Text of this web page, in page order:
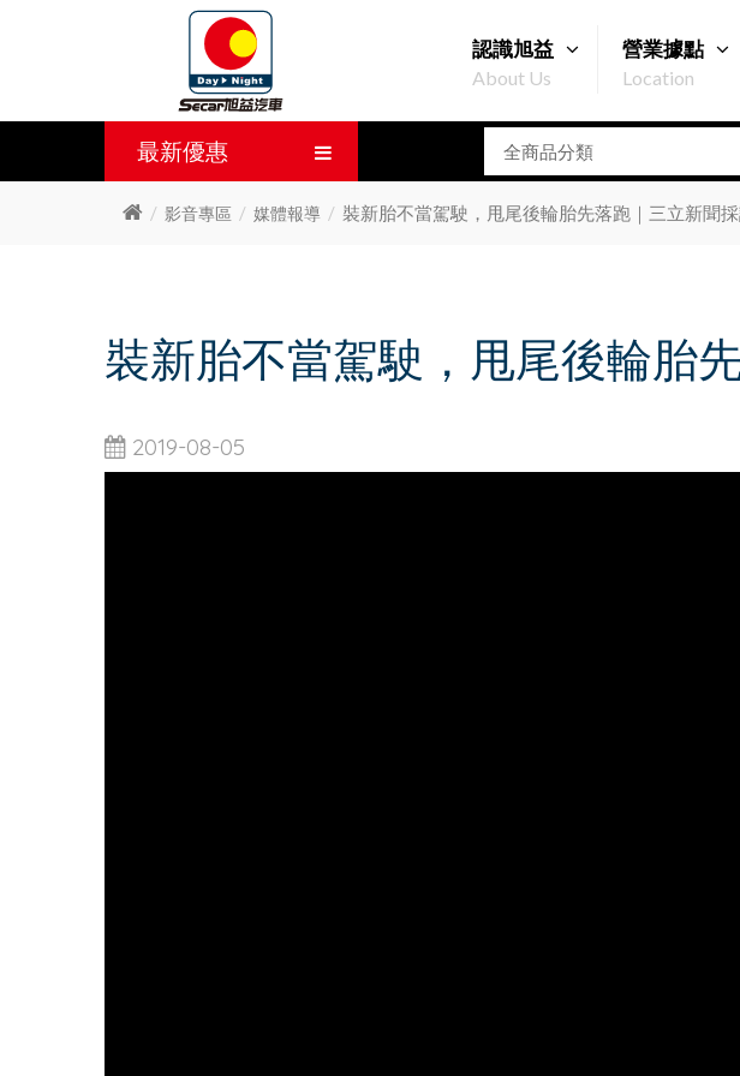
認識旭益
About Us
營業據點
Location
最新優惠
影音專區 媒體報導 裝新胎不當駕駛，甩尾後輪胎先落跑｜三立新聞
裝新胎不當駕駛，甩尾後輪胎
2019-08-05